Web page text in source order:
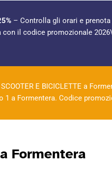
– Controlla gli orari e
con il codice promozionale
SCOOTER E BICICLETTE a
1 a Formentera. Codice
Formentera